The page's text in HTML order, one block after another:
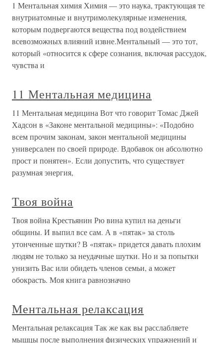
1 Ментальная химия Химия — это наука, трактующая те
внутриатомные и внутримолекулярные изменения,
которым подвергаются вещества под воздействием
всевозможных влияний извне.Ментальный — это тот,
который «относится к сфере сознания, включая рассудок,
чувства и
11 Ментальная медицина
11 Ментальная медицина Вот что говорит Томас Джей
Хадсон в «Законе ментальной медицины»: «Подобно
всем прочим законам, закон ментальной медицины
универсален по своей природе. Вдобавок он абсолютно
прост и понятен». Если допустить, что существует
разумная энергия,
Твоя война
Твоя война Крестьянин Рю вина купил на деньги
общины. И выпил все сам. А в «пятак» за столь
утонченные шутки? В «пятак» придется давать плохим
людям не только за неудачные шутки. Но и за попытки
унизить Вас или обидеть членов семьи, а может
обокрасть. Моя книга равнозначно
Ментальная релаксация
Ментальная релаксация Так же как вы расслабляете
мышцы после выполнения физических упражнений и